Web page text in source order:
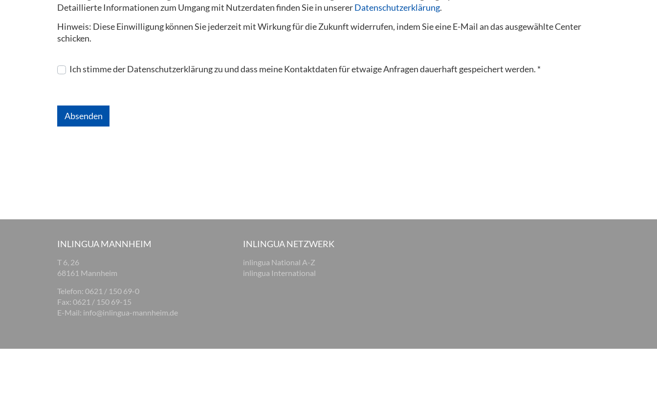
Detaillierte Informationen zum Umgang mit Nutzerdaten finden Sie in unsererDatenschutzerklärung.
Hinweis: Diese Einwilligung können Sie jederzeit mit Wirkung für die Zukunft widerrufen, indem Sie eine E-Mail an das ausgewählte Center
schicken.
Ich stimme der Datenschutzerklärung zu und dass meine Kontaktdaten für etwaige Anfragen dauerhaft gespeichert werden. *
Absenden
INLINGUA MANNHEIM
T 6, 26
68161 Mannheim
Telefon: 0621 / 150 69-0
Fax: 0621 / 150 69-15
E-Mail: info@inlingua-mannheim.de
INLINGUA NETZWERK
inlingua National A-Z
inlingua International